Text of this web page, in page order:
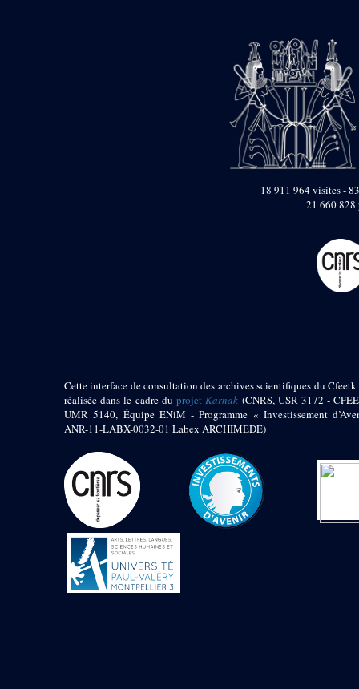
18 911 964 visites -
21 660 828
Cette interface de consultation des archives scientifiques du Cfeetk
réalisée dans le cadre duprojet Karnak (CNRS, USR 3172 -
UMR 5140, Équipe ENiM - Programme « Investissement
ANR-11-LABX-0032-01 Labex ARCHIMEDE)